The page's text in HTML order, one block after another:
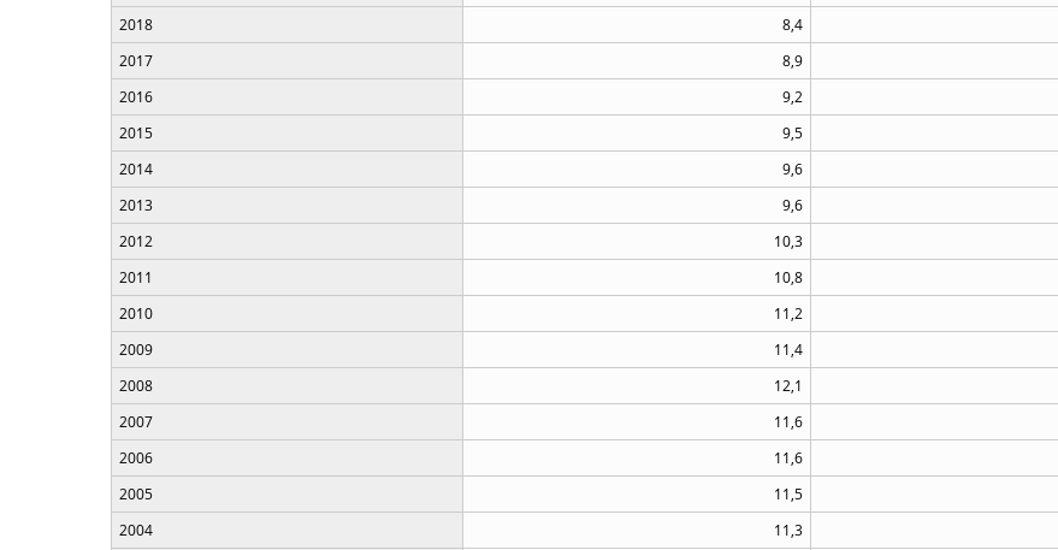
2018 8,4
2017 8,9
2016 9,2
2015 9,5
2014 9,6
2013 9,6
2012 10,3
2011 10,8
2010 11,2
2009 11,4
2008
12,1
2007 11,6
2006 11,6
2005
11,5
2004
11,3